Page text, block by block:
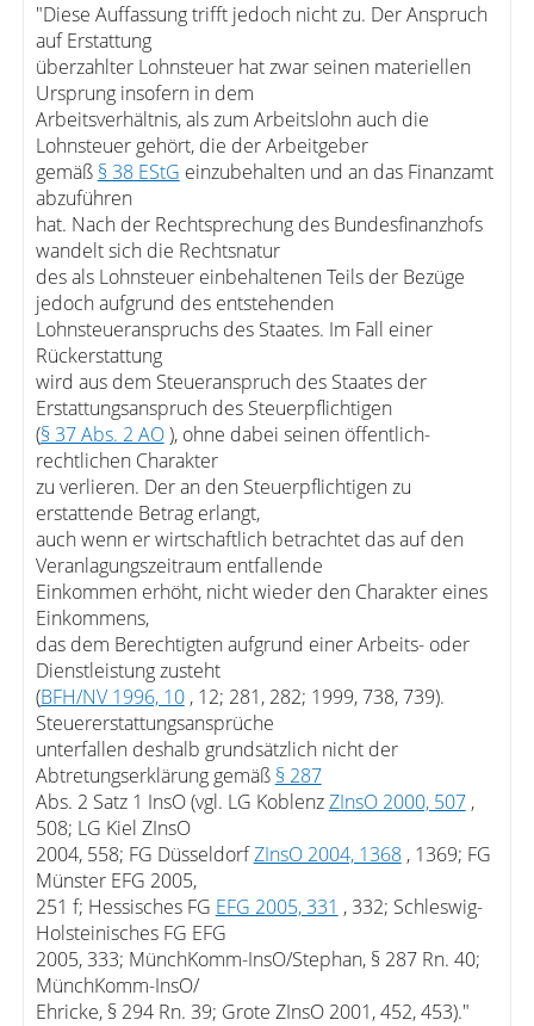
"Diese Auffassung trifft jedoch nicht zu. Der Anspruch
auf Erstattung
überzahlter Lohnsteuer hat zwar seinen materiellen
Ursprung insofern in dem
Arbeitsverhältnis, als zum Arbeitslohn auch die
Lohnsteuer gehört, die der Arbeitgeber
gemäß § 38 EStG einzubehalten und an das Finanzamt
abzuführen
hat. Nach der Rechtsprechung des Bundesfinanzhofs
wandelt sich die Rechtsnatur
des als Lohnsteuer einbehaltenen Teils der Bezüge
jedoch aufgrund des entstehenden
Lohnsteueranspruchs des Staates. Im Fall einer
Rückerstattung
wird aus dem Steueranspruch des Staates der
Erstattungsanspruch des Steuerpflichtigen
(§ 37 Abs. 2 AO), ohne dabei seinen öffentlich-
rechtlichen Charakter
zu verlieren. Der an den Steuerpflichtigen zu
erstattende Betrag erlangt,
auch wenn er wirtschaftlich betrachtet das auf den
Veranlagungszeitraum entfallende
Einkommen erhöht, nicht wieder den Charakter eines
Einkommens,
das dem Berechtigten aufgrund einer Arbeits- oder
Dienstleistung zusteht
(BFH/NV 1996, 10, 12; 281, 282; 1999, 738, 739).
Steuererstattungsansprüche
unterfallen deshalb grundsätzlich nicht der
Abtretungserklärung gemäß § 287
Abs. 2 Satz 1 InsO (vgl. LG KoblenzZInsO 2000, 507,
508; LG Kiel ZInsO
2004, 558; FG DüsseldorfZInsO 2004, 1368, 1369; FG
Münster EFG 2005,
251 f; Hessisches FG EFG 2005, 331 , 332; Schleswig-
Holsteinisches FG EFG
2005, 333; MünchKomm-InsO/Stephan, § 287 Rn. 40;
MünchKomm-InsO/
Ehricke, § 294 Rn. 39; Grote ZInsO 2001, 452, 453)."